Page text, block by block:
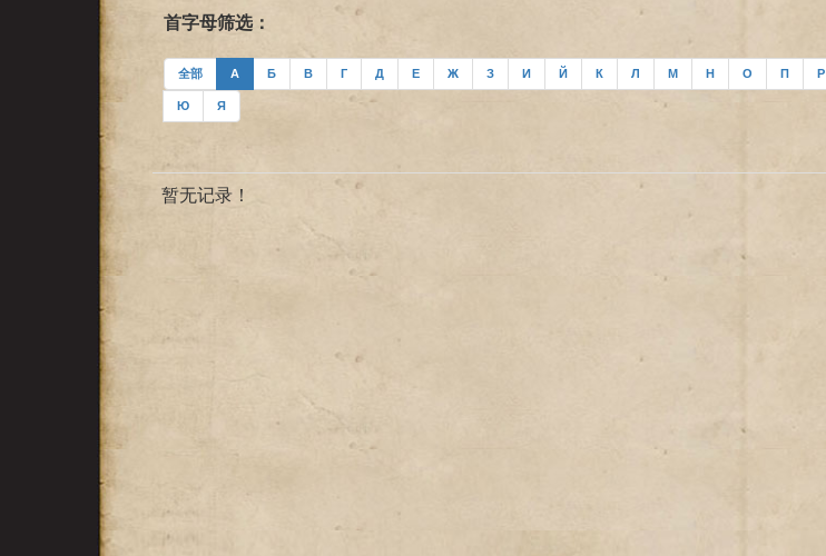
首字母筛选：
全部 А Б В Г Д Е Ж З И Й К Л М Н О П Р
Ю Я
暂无记录！